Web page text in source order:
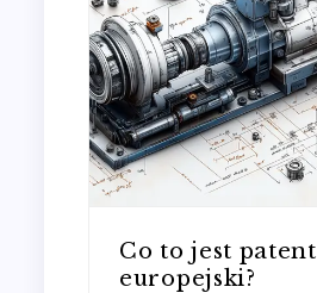
Co to jest patent
europejski?